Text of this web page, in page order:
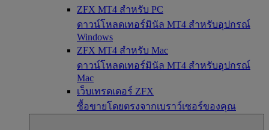
ZFX MT4 สำหรับ PC
ดาวน์โหลดเทอร์มินัล MT4 สำหรับอุปกรณ์
Windows
ZFX MT4 สำหรับ Mac
ดาวน์โหลดเทอร์มินัล MT4 สำหรับอุปกรณ์
Mac
เว็บเทรดเดอร์ ZFX
ซื้อขายโดยตรงจากเบราว์เซอร์ของคุณ